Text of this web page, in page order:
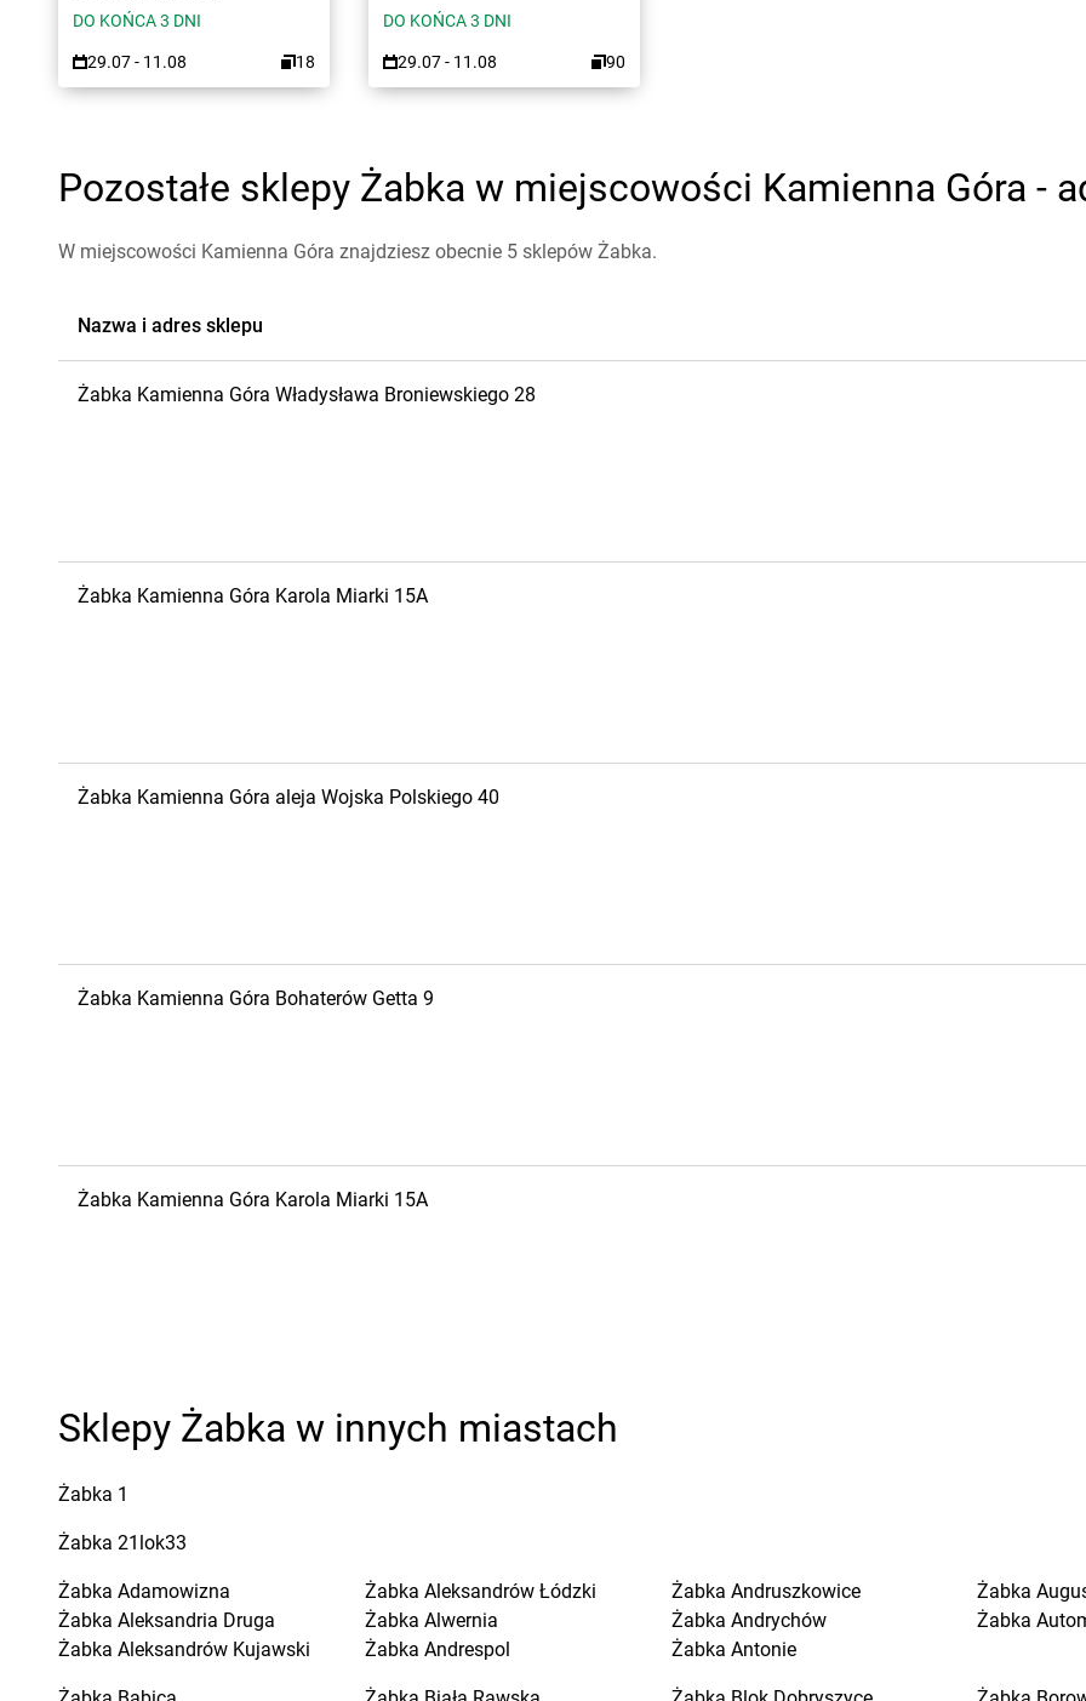
DO KOŃCA 3 DNI
29.07 - 11.08 18
DO KOŃCA 3 DNI
29.07 - 11.08 90
Pozostałe sklepy Żabka w miejscowości Kamienna Góra -
W miejscowości Kamienna Góra znajdziesz obecnie 5 sklepów Żabka.
Nazwa i adres sklepu
Żabka Kamienna Góra Władysława Broniewskiego 28
Żabka Kamienna Góra Karola Miarki 15A
Żabka Kamienna Góra aleja Wojska Polskiego 40
Żabka Kamienna Góra Bohaterów Getta 9
Żabka Kamienna Góra Karola Miarki 15A
Sklepy Żabka w innych miastach
Żabka 1
Żabka 21lok33
Żabka Adamowizna
Żabka Aleksandria Druga
Żabka Aleksandrów Kujawski
Żabka Aleksandrów Łódzki
Żabka Alwernia
Żabka Andrespol
Żabka Andruszkowice
Żabka Andrychów
Żabka Antonie
Żabka
Żabka